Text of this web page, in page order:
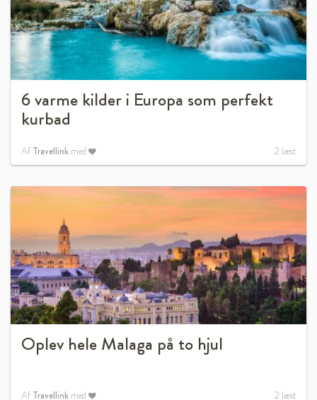
6 varme kilder i Europa som perfekt
kurbad
AfTravellink med 2 læst
Oplev hele Malaga på to hjul
AfTravellink med 2 læst